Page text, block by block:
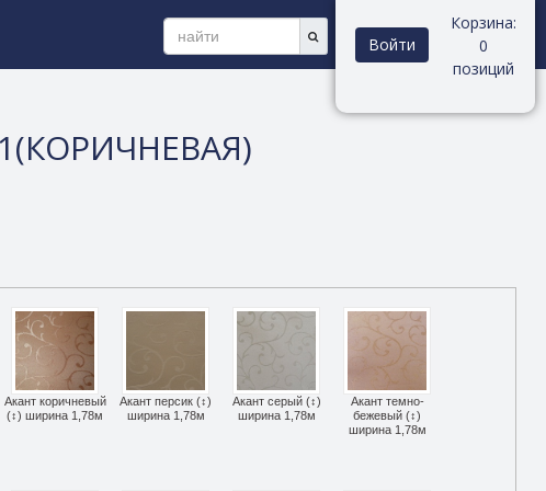
Войти
Корзина:
0
позиций
Акант коричневый
(↕) ширина 1,78м
Акант персик (↕)
ширина 1,78м
Акант серый (↕)
ширина 1,78м
Акант темно-
бежевый (↕)
ширина 1,78м